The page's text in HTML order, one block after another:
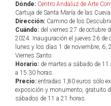
Dónde: Centro Andaluz de Arte
Cartuja de Santa María de las
Dirección: Camino de los
Cuándo: del viernes 27 de octubre
2024. Inauguración el jueves 26 de
lunes y los días 1 de noviembre; 6,
Viernes Santo.
Horario: de martes a sábado de
a 15:30 horas.
Precio: entradas 1,80 euros sólo
exposición y monumento, gratuito
sábados de 11 a 21 horas.